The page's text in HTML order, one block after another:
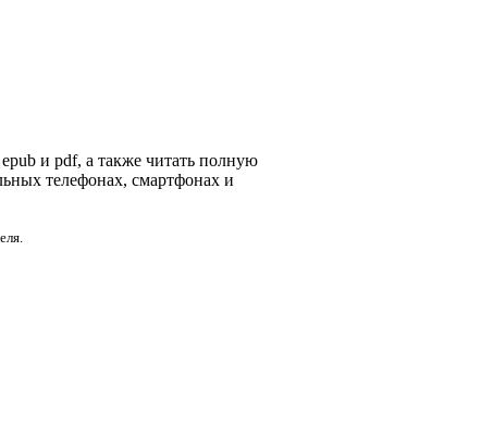
и pdf, а также читать полную
телефонах, смартфонах и